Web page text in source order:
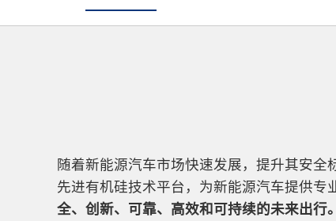
随着新能源汽车市场快速发展，提升其安全
先进有机硅技术平台，为新能源汽车提供专
全、创新、可靠、高效和可持续的未来出行。